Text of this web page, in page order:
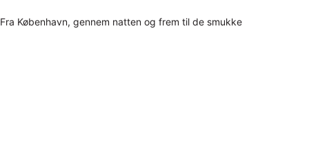
Fra København, gennem natten og frem til de smukke